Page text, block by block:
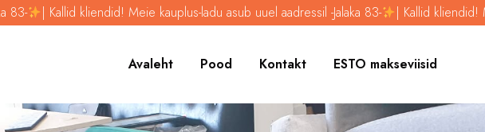
| Kallid kliendid! Meie kauplus-ladu asub uuel aadressil -Jalaka 83- | Kallid kliendid! Meie
Avaleht Pood Kontakt ESTO makseviisid